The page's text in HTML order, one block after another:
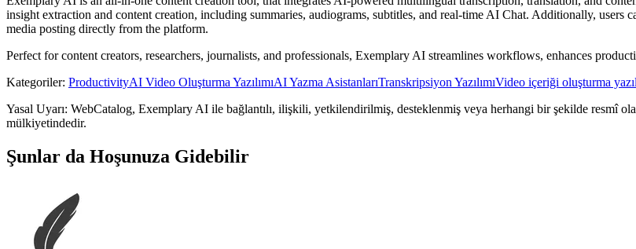
insight extraction and content creation, including summaries, audiograms, subtitles, and real-time AI Chat. Additionally,
media posting directly from the platform.
Perfect for content creators, researchers, journalists, and professionals, Exemplary AI streamlines workflows, enhances
Kategoriler: ProductivityAI Video Oluşturma YazılımıAI Yazma AsistanlarıTranskripsiyon YazılımıVideo içeriği oluşturma
Yasal Uyarı: WebCatalog, Exemplary AI ile bağlantılı, ilişkili, yetkilendirilmiş, desteklenmiş veya herhangi bir şekilde resmî
mülkiyetindedir.
Şunlar da Hoşunuza Gidebilir